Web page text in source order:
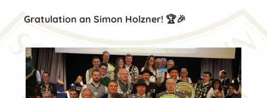
Gratulation an Simon Holzner! 🏆🎉